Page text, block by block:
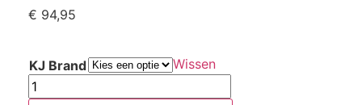
€ 94,95
KJ Brand Wissen